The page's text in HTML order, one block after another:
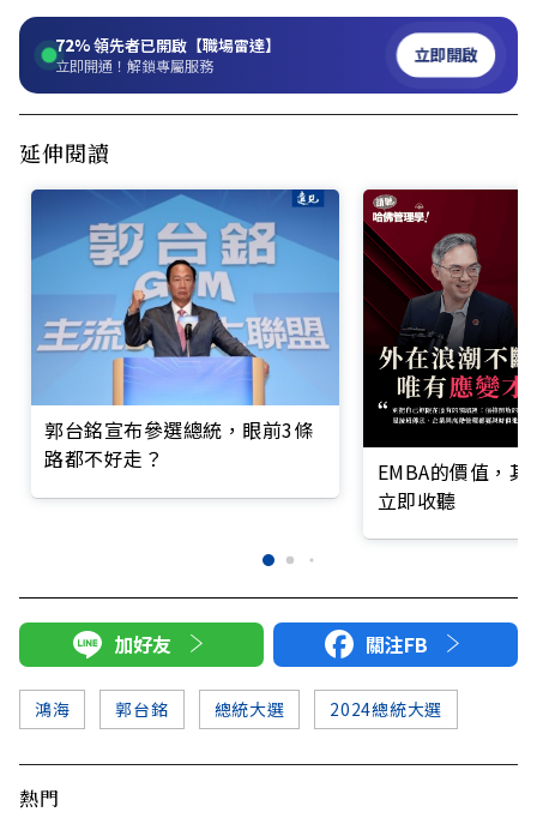
72%領先者已開啟【職場雷達】
立即開通！解鎖專屬服務 立即開啟
延伸閱讀
郭台銘宣布參選總統，眼前3條
路都不好走？
EMBA的價值，
立即收聽
加好友 關注FB
鴻海 郭台銘 總統大選 2024總統大選
熱門